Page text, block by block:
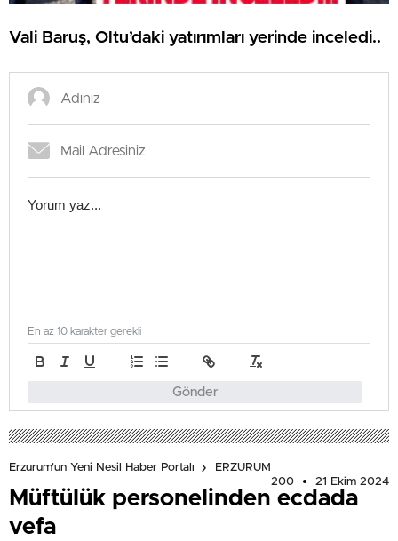
Vali Baruş, Oltu’daki yatırımları yerinde inceledi..
Gönder
En az 10 karakter gerekli
Erzurum'un Yeni Nesil Haber Portalı
ERZURUM
200
21 Ekim 2024
Müftülük personelinden ecdada
vefa